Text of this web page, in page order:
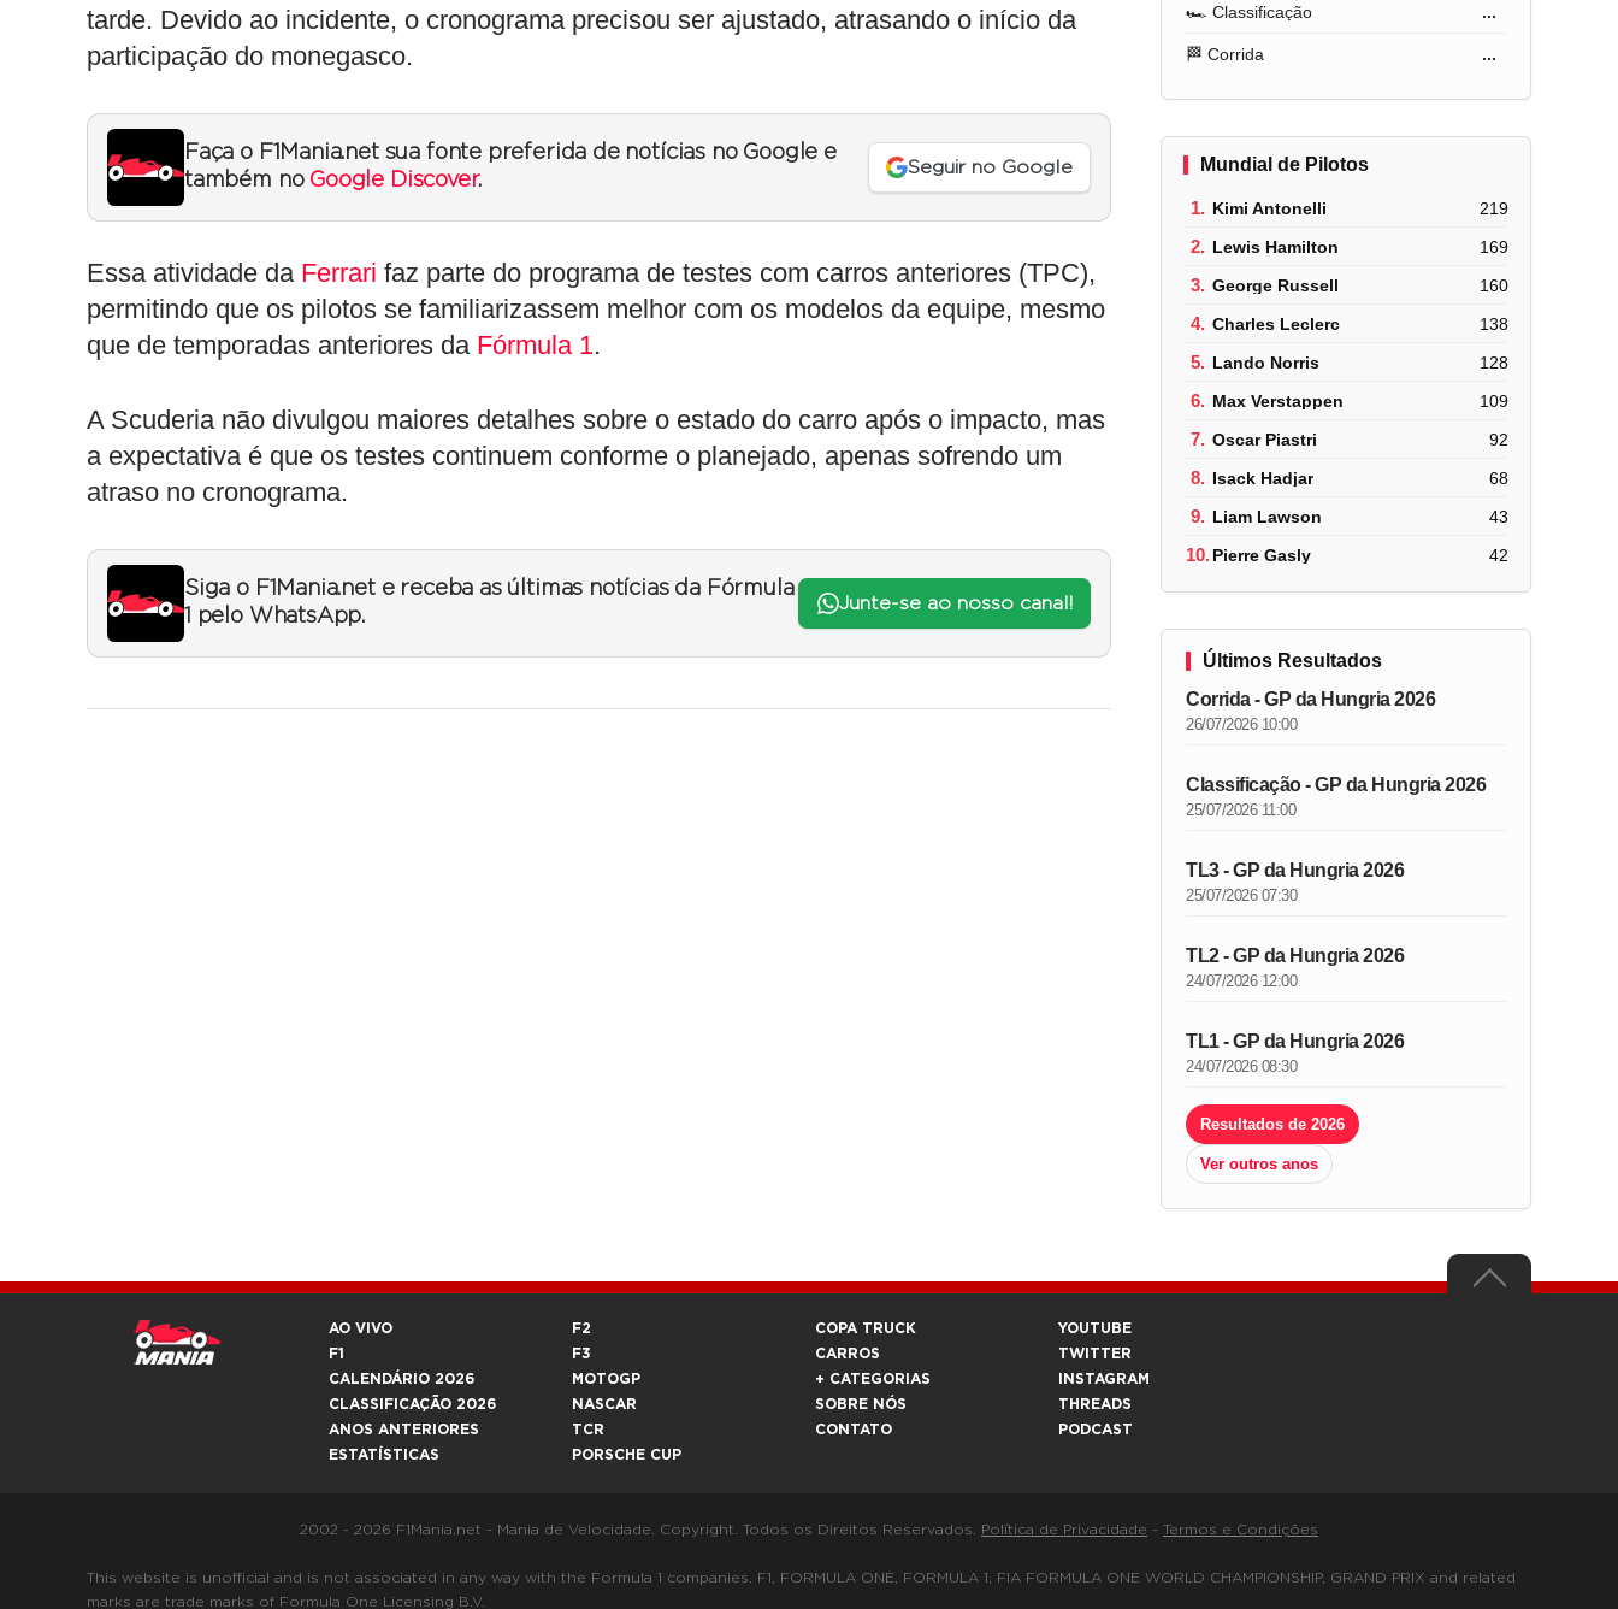
tarde. Devido ao incidente, o cronograma precisou ser ajustado, atrasando o início da
participação do monegasco.
Faça o F1Mania.net sua fonte preferida de notícias no Google e
também no Google Discover.
Seguir no Google
Essa atividade da Ferrari faz parte do programa de testes com carros anteriores (TPC),
permitindo que os pilotos se familiarizassem melhor com os modelos da equipe, mesmo
que de temporadas anteriores da Fórmula 1.
A Scuderia não divulgou maiores detalhes sobre o estado do carro após o impacto, mas
a expectativa é que os testes continuem conforme o planejado, apenas sofrendo um
atraso no cronograma.
Siga o F1Mania.net e receba as últimas notícias da Fórmula
1 pelo WhatsApp.
Junte-se ao nosso canal!
🏎️ Classificação ...
🏁 Corrida ...
Mundial de Pilotos
1. Kimi Antonelli 219
2. Lewis Hamilton 169
3. George Russell 160
4. Charles Leclerc 138
5. Lando Norris 128
6. Max Verstappen 109
7. Oscar Piastri 92
8. Isack Hadjar 68
9. Liam Lawson 43
10.Pierre Gasly 42
Últimos Resultados
Corrida - GP da Hungria 2026
26/07/2026 10:00
Classificação - GP da Hungria 2026
25/07/2026 11:00
TL3 - GP da Hungria 2026
25/07/2026 07:30
TL2 - GP da Hungria 2026
24/07/2026 12:00
TL1 - GP da Hungria 2026
24/07/2026 08:30
Resultados de 2026
Ver outros anos
AO VIVO
F1
CALENDÁRIO 2026
CLASSIFICAÇÃO 2026
ANOS ANTERIORES
ESTATÍSTICAS
F2
F3
MOTOGP
NASCAR
TCR
PORSCHE CUP
COPA TRUCK
CARROS
+ CATEGORIAS
SOBRE NÓS
CONTATO
YOUTUBE
TWITTER
INSTAGRAM
THREADS
PODCAST
2002 - 2026 F1Mania.net - Mania de Velocidade. Copyright. Todos os Direitos Reservados. Política de Privacidade - Termos e Condições
This website is unofficial and is not associated in any way with the Formula 1 companies. F1, FORMULA ONE, FORMULA 1, FIA FORMULA ONE WORLD CHAMPIONSHIP, GRAND PRIX and related
marks are trade marks of Formula One Licensing B.V.